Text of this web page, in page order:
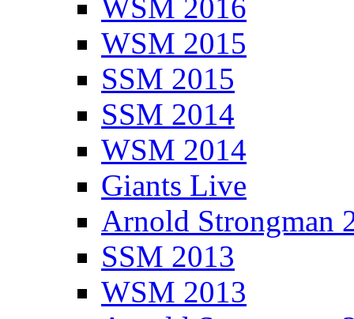
WSM 2016
WSM 2015
SSM 2015
SSM 2014
WSM 2014
Giants Live
Arnold Strongman
SSM 2013
WSM 2013